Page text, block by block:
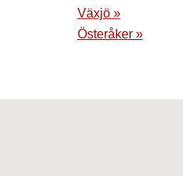
Växjö »
Österåker »